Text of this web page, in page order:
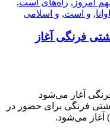
امروز , راه‌های است,
, و است, و اسلامی
فرنگی آغاز
آغاز می‌شود
فرنگی برای حضور در